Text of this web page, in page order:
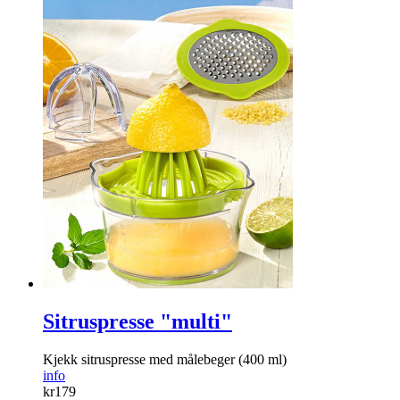
Sitruspresse "multi"
Kjekk sitruspresse med målebeger (400 ml)
info
kr179